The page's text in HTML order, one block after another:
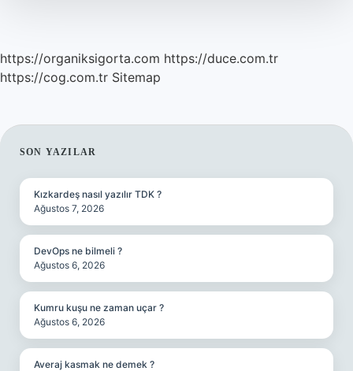
https://organiksigorta.com https://duce.com.tr
https://cog.com.tr Sitemap
SIDEBAR
SON YAZILAR
Kızkardeş nasıl yazılır TDK ?
Ağustos 7, 2026
DevOps ne bilmeli ?
Ağustos 6, 2026
Kumru kuşu ne zaman uçar ?
Ağustos 6, 2026
Averaj kasmak ne demek ?